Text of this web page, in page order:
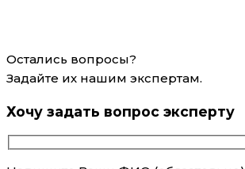
Остались вопросы?
Задайте их нашим экспертам.
Хочу задать вопрос эксперту